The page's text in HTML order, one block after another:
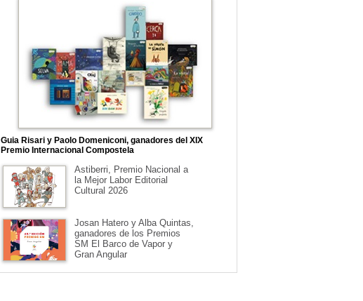
Guia Risari y Paolo Domeniconi, ganadores del XIX
Premio Internacional Compostela
Astiberri, Premio Nacional a
la Mejor Labor Editorial
Cultural 2026
Josan Hatero y Alba Quintas,
ganadores de los Premios
SM El Barco de Vapor y
Gran Angular